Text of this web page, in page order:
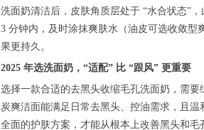
洗面奶清洁后，皮肤角质层处于 “水合状态”
3 分钟内，及时涂抹爽肤水（油皮可选收敛型
果更持久。
2025 年选洗面奶，“适配” 比 “跟风” 更重要
选择一款合适的去黑头收缩毛孔洗面奶，需
炭爽洁面能满足日常去黑头、控油需求，且
全面的护肤方案，才能从根本上改善黑头和毛